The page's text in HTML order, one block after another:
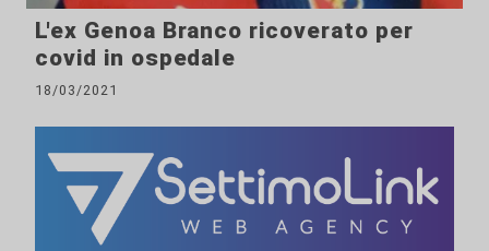
L'ex Genoa Branco ricoverato per
covid in ospedale
18/03/2021